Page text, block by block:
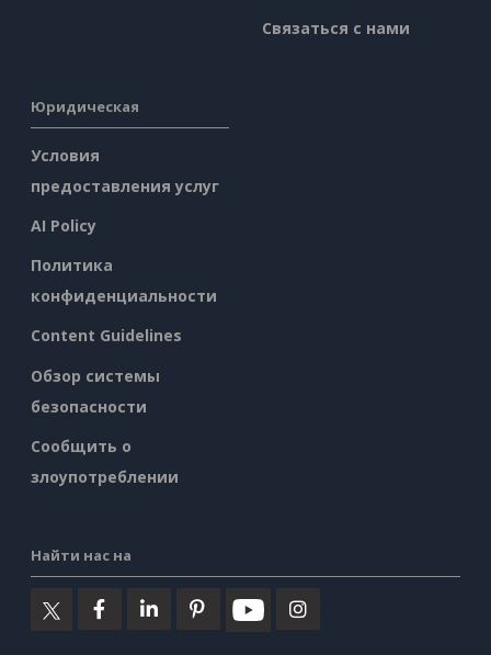
Связаться с нами
Юридическая
Условия
предоставления услуг
AI Policy
Политика
конфиденциальности
Content Guidelines
Обзор системы
безопасности
Сообщить о
злоупотреблении
Найти нас на